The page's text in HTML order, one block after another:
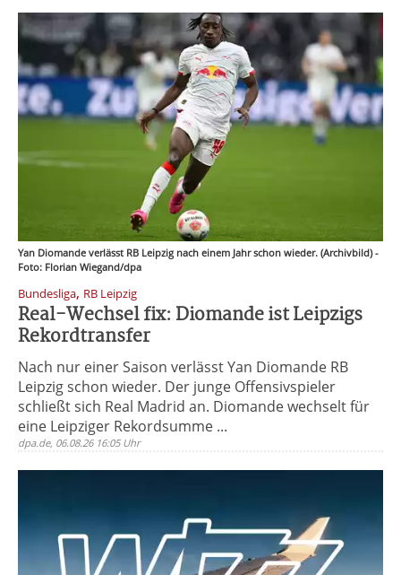
Yan Diomande verlässt RB Leipzig nach einem Jahr schon wieder. (Archivbild) -
Foto: Florian Wiegand/dpa
Bundesliga, RB Leipzig
Real-Wechsel fix: Diomande ist Leipzigs
Rekordtransfer
Nach nur einer Saison verlässt Yan Diomande RB
Leipzig schon wieder. Der junge Offensivspieler
schließt sich Real Madrid an. Diomande wechselt für
eine Leipziger Rekordsumme ...
dpa.de, 06.08.26 16:05 Uhr